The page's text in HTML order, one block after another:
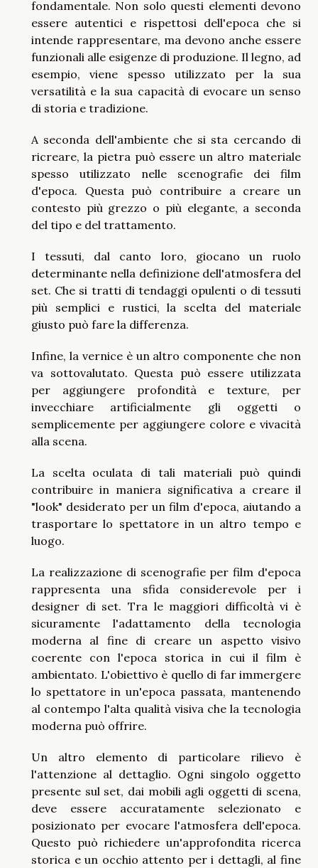
fondamentale. Non solo questi elementi devono
essere autentici e rispettosi dell'epoca che si
intende rappresentare, ma devono anche essere
funzionali alle esigenze di produzione. Il legno, ad
esempio, viene spesso utilizzato per la sua
versatilità e la sua capacità di evocare un senso
di storia e tradizione.
A seconda dell'ambiente che si sta cercando di
ricreare, la pietra può essere un altro materiale
spesso utilizzato nelle scenografie dei film
d'epoca. Questa può contribuire a creare un
contesto più grezzo o più elegante, a seconda
del tipo e del trattamento.
I tessuti, dal canto loro, giocano un ruolo
determinante nella definizione dell'atmosfera del
set. Che si tratti di tendaggi opulenti o di tessuti
più semplici e rustici, la scelta del materiale
giusto può fare la differenza.
Infine, la vernice è un altro componente che non
va sottovalutato. Questa può essere utilizzata
per aggiungere profondità e texture, per
invecchiare artificialmente gli oggetti o
semplicemente per aggiungere colore e vivacità
alla scena.
La scelta oculata di tali materiali può quindi
contribuire in maniera significativa a creare il
"look" desiderato per un film d'epoca, aiutando a
trasportare lo spettatore in un altro tempo e
luogo.
La realizzazione di scenografie per film d'epoca
rappresenta una sfida considerevole per i
designer di set. Tra le maggiori difficoltà vi è
sicuramente l'adattamento della tecnologia
moderna al fine di creare un aspetto visivo
coerente con l'epoca storica in cui il film è
ambientato. L'obiettivo è quello di far immergere
lo spettatore in un'epoca passata, mantenendo
al contempo l'alta qualità visiva che la tecnologia
moderna può offrire.
Un altro elemento di particolare rilievo è
l'attenzione al dettaglio. Ogni singolo oggetto
presente sul set, dai mobili agli oggetti di scena,
deve essere accuratamente selezionato e
posizionato per evocare l'atmosfera dell'epoca.
Questo può richiedere un'approfondita ricerca
storica e un occhio attento per i dettagli, al fine